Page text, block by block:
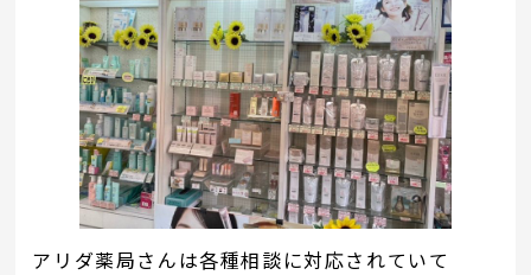
アリダ薬局さんは各種相談に対応されていて